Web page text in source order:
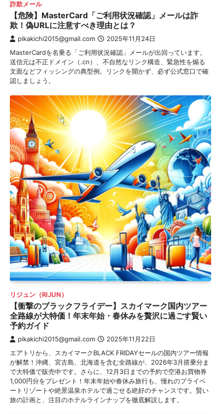
詐欺メール
【危険】MasterCard「ご利用状況確認」メールは詐
欺！偽URLに注意すべき理由とは？
pikakichi2015@gmail.com 2025年11月24日
MasterCardを名乗る「ご利用状況確認」メールが出回っています。
送信元は不正ドメイン（.cn）、不自然なリンク構造、緊急性を煽る
文面などフィッシングの典型例。リンクを開かず、必ず公式窓口で確
認しましょう。
リジュン（RIJUN）
【衝撃のブラックフライデー】スカイマーク国内ツアー
全路線が大特価！年末年始・春休みを贅沢に過ごす賢い
予約ガイド
pikakichi2015@gmail.com 2025年11月22日
エアトリから、スカイマークBLACK FRIDAYセールの国内ツアー情報
が解禁！沖縄、宮古島、北海道を含む全路線が、2026年3月搭乗分ま
で大特価で販売中です。さらに、12月3日までの予約で空港お買物券
1,000円分をプレゼント！年末年始や春休み旅行も、憧れのプライベ
ートリゾートや絶景温泉ホテルで過ごせる絶好のチャンスです。賢い
旅の計画と、注目のホテルラインナップを徹底解説します。